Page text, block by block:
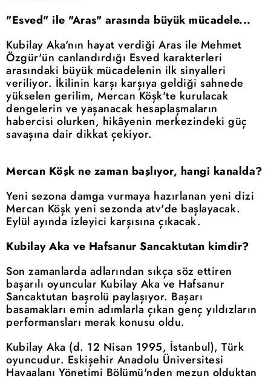
"Esved" ile "Aras" arasında büyük mücadele...
Kubilay Aka'nın hayat verdiği Aras ile Mehmet
Özgür'ün canlandırdığı Esved karakterleri
arasındaki büyük mücadelenin ilk sinyalleri
veriliyor. İkilinin karşı karşıya geldiği sahnede
yükselen gerilim, Mercan Köşk'te kurulacak
dengelerin ve yaşanacak hesaplaşmaların
habercisi olurken, hikâyenin merkezindeki güç
savaşına dair dikkat çekiyor.
Mercan Köşk ne zaman başlıyor, hangi kanalda?
Yeni sezona damga vurmaya hazırlanan yeni dizi
Mercan Köşk yeni sezonda atv'de başlayacak.
Eylül ayında izleyici karşısına çıkacak.
Kubilay Aka ve Hafsanur Sancaktutan kimdir?
Son zamanlarda adlarından sıkça söz ettiren
başarılı oyuncular Kubilay Aka ve Hafsanur
Sancaktutan başrolü paylaşıyor. Başarı
basamakları emin adımlarla çıkan genç yıldızların
performansları merak konusu oldu.
Kubilay Aka (d. 12 Nisan 1995, İstanbul), Türk
oyuncudur. Eskişehir Anadolu Üniversitesi
Havaalanı Yönetimi Bölümü'nden mezun olduktan